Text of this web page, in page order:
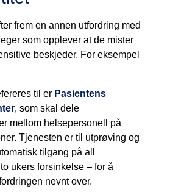
frem en annen utfordring med
som opplever at de mister
beskjeder. For eksempel
til er Pasientens
, som skal dele
mellom helsepersonell på
Tjenesten er til utprøving og
tilgang på all
ukers forsinkelse – for å
nevnt over.